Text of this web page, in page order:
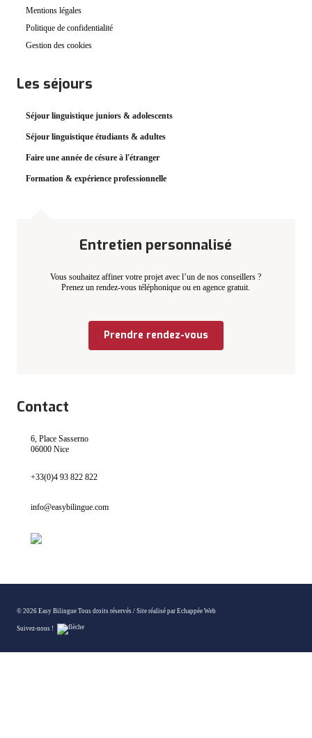
Mentions légales
Politique de confidentialité
Gestion des cookies
Les séjours
Séjour linguistique juniors & adolescents
Séjour linguistique étudiants & adultes
Faire une année de césure à l'étranger
Formation & expérience professionnelle
Entretien personnalisé
Vous souhaitez affiner votre projet avec l’un de nos conseillers ?
Prenez un rendez-vous téléphonique ou en agence gratuit.
Prendre rendez-vous
Contact
6, Place Sasserno
06000 Nice
+33(0)4 93 822 822
info@easybilingue.com
© 2026 Easy Bilingue Tous droits réservés / Site réalisé par Echappée Web
Suivez-nous !